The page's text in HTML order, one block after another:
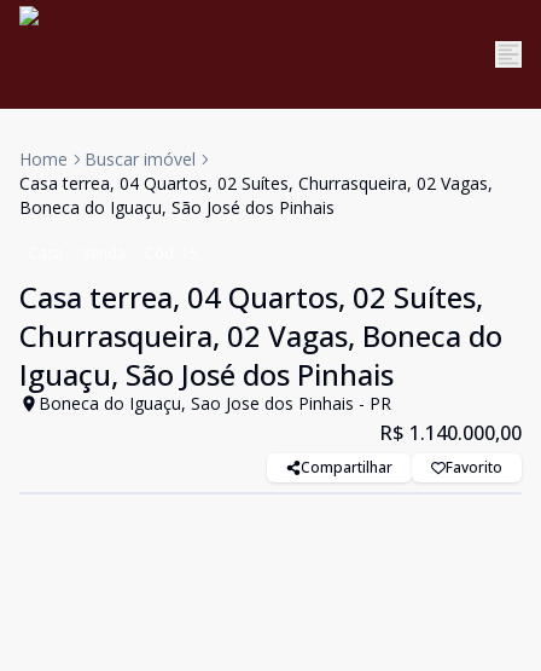
Home
Buscar imóvel
Casa terrea, 04 Quartos, 02 Suítes, Churrasqueira, 02 Vagas,
Boneca do Iguaçu, São José dos Pinhais
Casa terrea, 04 Quartos, 02 Suítes,
Churrasqueira, 02 Vagas, Boneca do
Iguaçu, São José dos Pinhais
Boneca do Iguaçu, Sao Jose dos Pinhais - PR
R$ 1.140.000,00
Compartilhar Favorito